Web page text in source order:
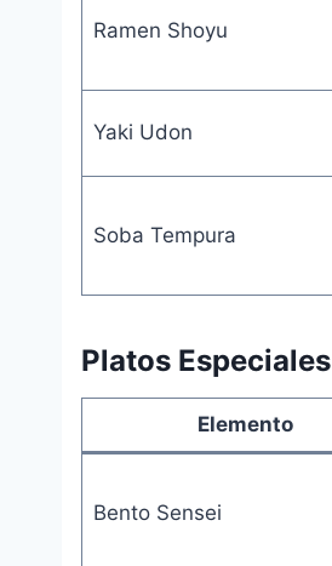
Ramen Shoyu
Yaki Udon
Soba Tempura
Platos Especiales
Elemento
Bento Sensei